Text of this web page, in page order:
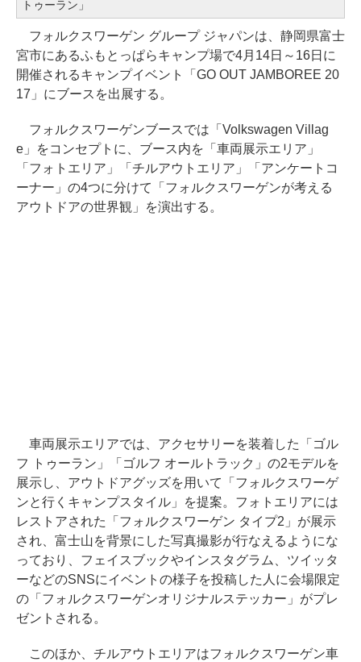
トゥーラン」
フォルクスワーゲン グループ ジャパンは、静岡県富士
宮市にあるふもとっぱらキャンプ場で4月14日～16日に
開催されるキャンプイベント「GO OUT JAMBOREE 20
17」にブースを出展する。
フォルクスワーゲンブースでは「Volkswagen Villag
e」をコンセプトに、ブース内を「車両展示エリア」
「フォトエリア」「チルアウトエリア」「アンケートコ
ーナー」の4つに分けて「フォルクスワーゲンが考える
アウトドアの世界観」を演出する。
車両展示エリアでは、アクセサリーを装着した「ゴル
フ トゥーラン」「ゴルフ オールトラック」の2モデルを
展示し、アウトドアグッズを用いて「フォルクスワーゲ
ンと行くキャンプスタイル」を提案。フォトエリアには
レストアされた「フォルクスワーゲン タイプ2」が展示
され、富士山を背景にした写真撮影が行なえるようにな
っており、フェイスブックやインスタグラム、ツイッタ
ーなどのSNSにイベントの様子を投稿した人に会場限定
の「フォルクスワーゲンオリジナルステッカー」がプレ
ゼントされる。
このほか、チルアウトエリアはフォルクスワーゲン車